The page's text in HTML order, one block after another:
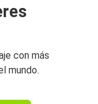
con más
mundo.